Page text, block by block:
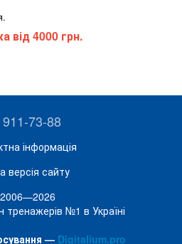
від 4000 грн.
73-88
інформація
версія сайту
тренажерів №1 в Україні
— Digitalium.pro